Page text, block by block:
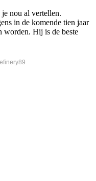
nou al vertellen.
in de komende tien jaar
worden. Hij is de beste